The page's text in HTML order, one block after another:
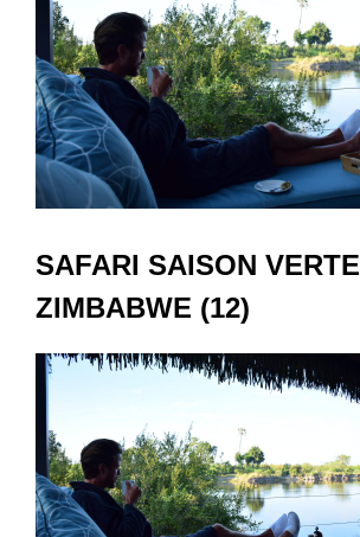
SAFARI SAISON VERTE
ZIMBABWE (12)